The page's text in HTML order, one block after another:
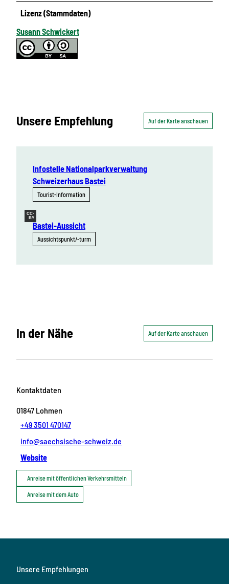
Lizenz (Stammdaten)
Susann Schwickert
Unsere Empfehlung Auf der Karte anschauen
Infostelle Nationalparkverwaltung
Schweizerhaus Bastei
Tourist-Information
CC-
BY
Bastei-Aussicht
Aussichtspunkt/-turm
In der Nähe Auf der Karte anschauen
Kontaktdaten
01847 Lohmen
+49 3501 470147
info@saechsische-schweiz.de
Website
Anreise mit öffentlichen Verkehrsmitteln
Anreise mit dem Auto
Unsere Empfehlungen